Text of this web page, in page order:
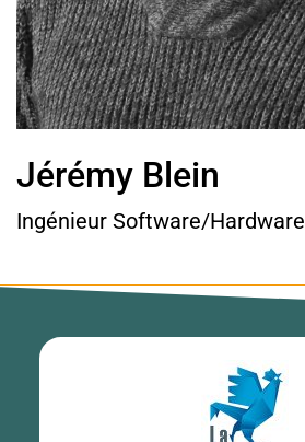
Jérémy Blein
Ingénieur Software/Hardware